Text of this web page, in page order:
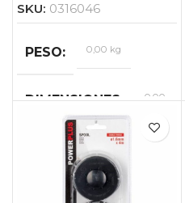
SKU: 0316046
PESO 0,00 kg
DIMENSIONES
0,00
0,00